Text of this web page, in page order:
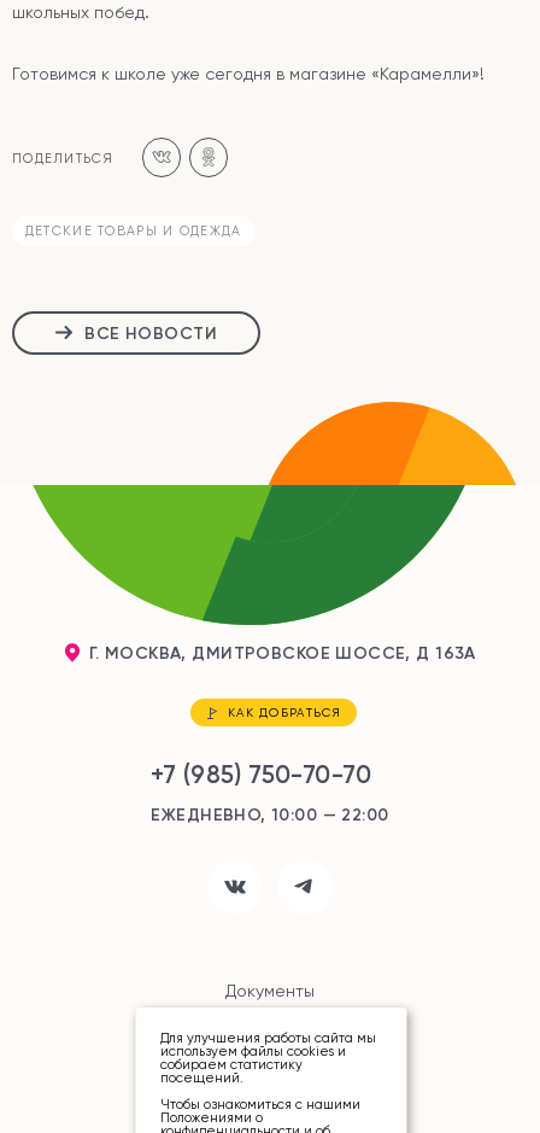
Для улучшения работы сайта мы
используем файлы cookies и
собираем статистику
посещений.
Чтобы ознакомиться с нашими
Положениями о
школьных побед.
Готовимся к школе уже сегодня в магазине «Карамелли»!
ДЕТСКИЕ ТОВАРЫ И ОДЕЖДА
ПОДЕЛИТЬСЯ
ВСЕ НОВОСТИ
Г. МОСКВА, ДМИТРОВСКОЕ ШОССЕ, Д 163А
КАК ДОБРАТЬСЯ
+7 (985) 750-70-70
ЕЖЕДНЕВНО, 10:00 — 22:00
Документы
Карта сайта